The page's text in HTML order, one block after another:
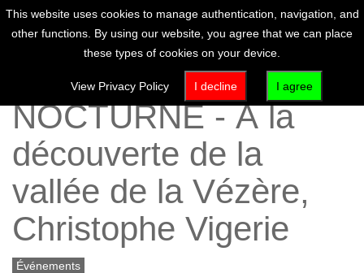
CONFÉRENCE
NOCTURNE - À la
découverte de la
vallée de la Vézère,
Christophe Vigerie
Événements
This website uses cookies to manage authentication, navigation, and
other functions. By using our website, you agree that we can place
these types of cookies on your device.
View Privacy Policy I decline I agree